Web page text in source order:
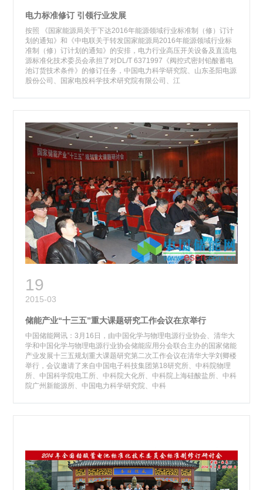
电力标准修订 引领行业发展
按照 《国家能源局关于下达2016年能源领域行业标准制（修）订计
划的通知》和《中电联关于转发国家能源局2016年能源领域行业标
准制（修）订计划的通知》的安排，电力行业高压开关设备及直流电
源标准化技术委员会承担了对DL/T 6371997《阀控式密封铅酸蓄电
池订货技术条件》的修订任务，中国电力科学研究院、山东圣阳电源
股份公司、国家电投科学技术研究院有限公司、江
19
2015-03
储能产业“十三五”重大课题研究工作会议在京举行
中国储能网讯：3月16日，由中国化学与物理电源行业协会、清华大
学和中国化学与物理电源行业协会储能应用分会联合主办的国家储能
产业发展十三五规划重大课题研究第二次工作会议在清华大学刘卿楼
举行，会议邀请了来自中国电子科技集团第18研究所、中科院物理
所、中国科学院电工所、中科院大化所、中科院上海硅酸盐所、中科
院广州新能源所、中国电力科学研究院、中科